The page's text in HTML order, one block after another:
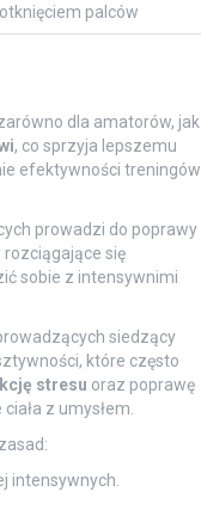
palców
dla amatorów, jak
, co sprzyja lepszemu
efektywności treningów
prowadzi do poprawy
się
sobie z intensywnimi
siedzący
które często
stresu oraz poprawę
z umysłem.
intensywnych.